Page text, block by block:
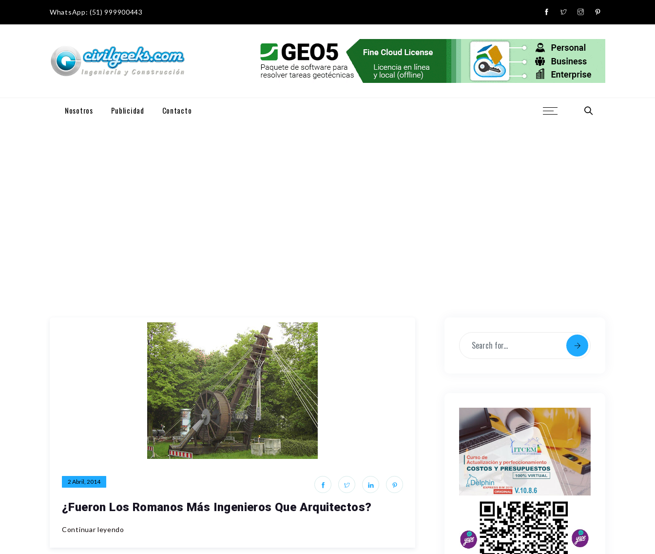
WhatsApp: (51) 999900443
Nosotros Publicidad Contacto
2 Abril, 2014
¿Fueron Los Romanos Más Ingenieros Que Arquitectos?
Continuar leyendo